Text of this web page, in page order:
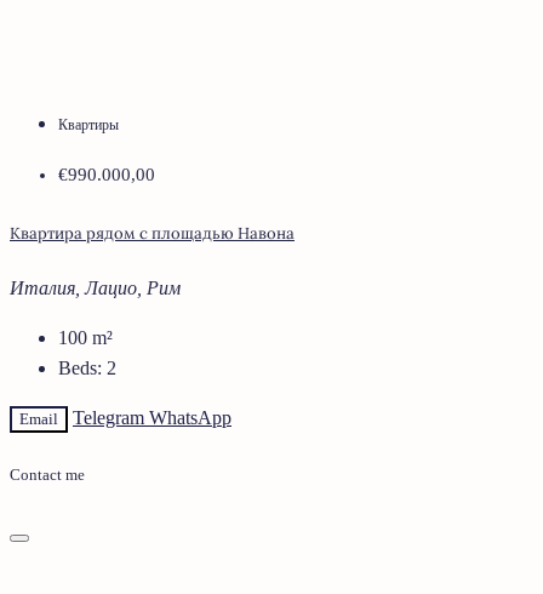
Квартиры
€990.000,00
Квартира рядом с площадью Навона
Италия, Лацио, Рим
100 m²
Beds: 2
Email Telegram WhatsApp
Contact me